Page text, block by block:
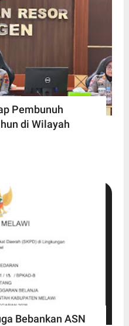
Pembunuh
di Wilayah
Bebankan ASN